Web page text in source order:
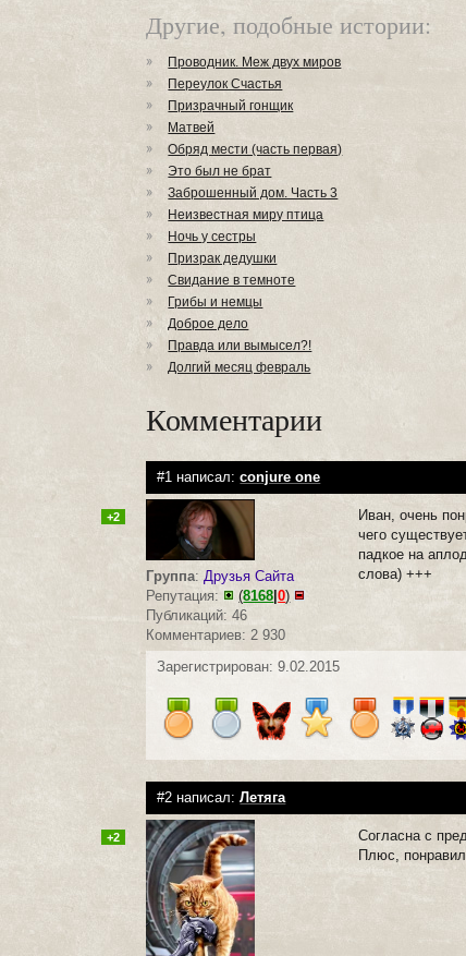
Другие, подобные истории:
Проводник. Меж двух миров
Переулок Счастья
Призрачный гонщик
Матвей
Обряд мести (часть первая)
Это был не брат
Заброшенный дом. Часть 3
Неизвестная миру птица
Ночь у сестры
Призрак дедушки
Свидание в темноте
Грибы и немцы
Доброе дело
Правда или вымысел?!
Долгий месяц февраль
Комментарии
#1 написал:conjure one
+2
Группа:Друзья Сайта
Репутация:
(8168 |0)
Публикаций: 46
Комментариев: 2 930
Иван, очень
чего
падкое на
слова) +++
Зарегистрирован: 9.02.2015
#2 написал:Летяга
+2
Согласна с
Плюс,